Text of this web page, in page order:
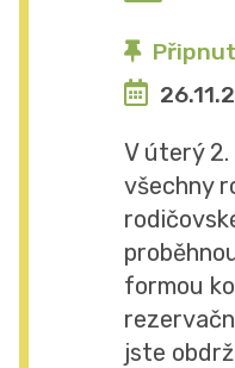
V úterý 2.
všechny
formou
jste